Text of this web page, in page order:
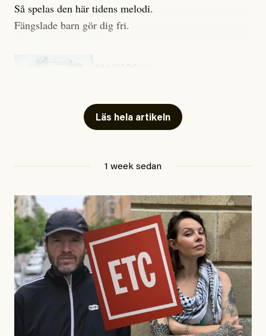
Så spelas den här tidens melodi.
Fängslade barn gör dig fri.
Läs hela artikeln
1 week sedan